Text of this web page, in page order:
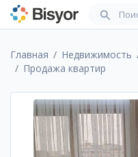
Главная Недвижимость
Продажа квартир